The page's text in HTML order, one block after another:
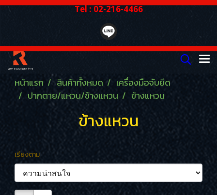
Tel : 02-216-4466
หน้าแรก สินค้าทั้งหมด
เครื่องมือจับยึด
ปากตาย/แหวน/ข้างแหวน
ข้างแหวน
ข้างแหวน
เรียงตาม